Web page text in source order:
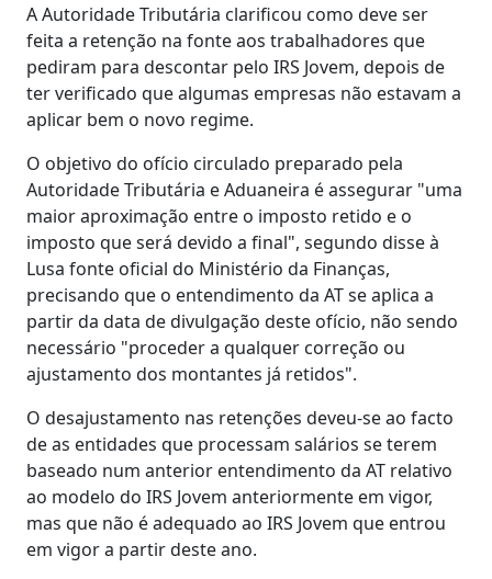
A Autoridade Tributária clarificou como deve ser
feita a retenção na fonte aos trabalhadores que
pediram para descontar pelo IRS Jovem, depois de
ter verificado que algumas empresas não estavam a
aplicar bem o novo regime.
O objetivo do ofício circulado preparado pela
Autoridade Tributária e Aduaneira é assegurar "uma
maior aproximação entre o imposto retido e o
imposto que será devido a final", segundo disse à
Lusa fonte oficial do Ministério da Finanças,
precisando que o entendimento da AT se aplica a
partir da data de divulgação deste ofício, não sendo
necessário "proceder a qualquer correção ou
ajustamento dos montantes já retidos".
O desajustamento nas retenções deveu-se ao facto
de as entidades que processam salários se terem
baseado num anterior entendimento da AT relativo
ao modelo do IRS Jovem anteriormente em vigor,
mas que não é adequado ao IRS Jovem que entrou
em vigor a partir deste ano.